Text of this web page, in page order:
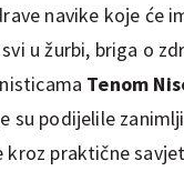
navike koje će
u žurbi, briga o
Tenom
su podijelile
kroz praktične